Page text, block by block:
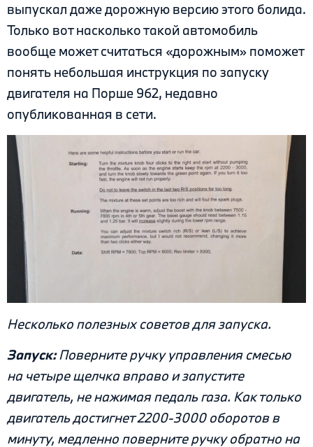
выпускал даже дорожную версию этого болида.
Только вот насколько такой автомобиль
вообще может считаться «дорожным» поможет
понять небольшая инструкция по запуску
двигателя на Порше 962, недавно
опубликованная в сети.
Несколько полезных советов для запуска.
Запуск:Поверните ручку управления смесью
на четыре щелчка вправо и запустите
двигатель, не нажимая педаль газа. Как только
двигатель достигнет 2200-3000 оборотов в
минуту, медленно поверните ручку обратно на